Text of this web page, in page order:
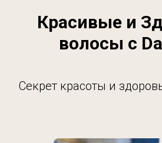
Красивые и
волосы с
Секрет красоты и